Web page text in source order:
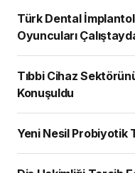
Türk Dental
Oyuncuları
Tıbbi Cihaz
Konuşuldu
Yeni Nesil Probiyotik